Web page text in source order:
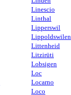
Linescio
Linthal
Lipperswil
Lippoldswilen
Littenheid
Litzirüti
Lobsigen
Loc
Locarno
Loco